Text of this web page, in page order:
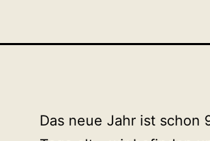
Das neue Jahr ist schon